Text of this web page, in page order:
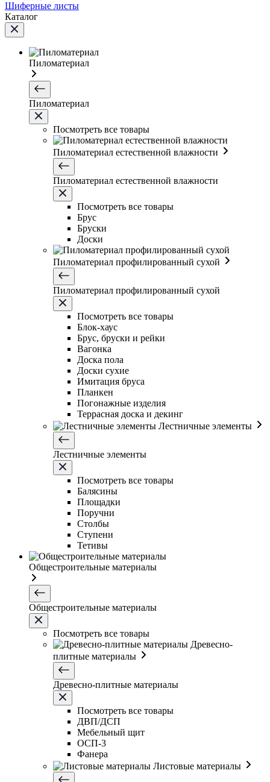
Шиферные листы
Каталог
Пиломатериал
Пиломатериал
Посмотреть все товары
Пиломатериал естественной влажности
Пиломатериал естественной влажности
Посмотреть все товары
Брус
Бруски
Доски
Пиломатериал профилированный сухой
Пиломатериал профилированный сухой
Посмотреть все товары
Блок-хаус
Брус, бруски и рейки
Вагонка
Доска пола
Доски сухие
Имитация бруса
Планкен
Погонажные изделия
Террасная доска и декинг
Лестничные элементы
Лестничные элементы
Посмотреть все товары
Балясины
Площадки
Поручни
Столбы
Ступени
Тетивы
Общестроительные материалы
Общестроительные материалы
Посмотреть все товары
Древесно-
плитные материалы
Древесно-плитные материалы
Посмотреть все товары
ДВП/ДСП
Мебельный щит
ОСП-3
Фанера
Листовые материалы